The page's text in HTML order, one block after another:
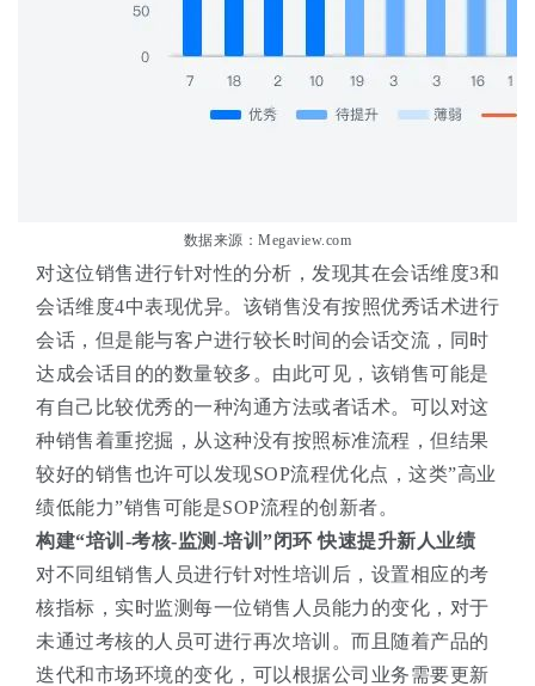
数据来源：Megaview.com
对这位销售进行针对性的分析，发现其在会话维度3和
会话维度4中表现优异。该销售没有按照优秀话术进行
会话，但是能与客户进行较长时间的会话交流，同时
达成会话目的的数量较多。由此可见，该销售可能是
有自己比较优秀的一种沟通方法或者话术。可以对这
种销售着重挖掘，从这种没有按照标准流程，但结果
较好的销售也许可以发现SOP流程优化点，这类”高业
绩低能力”销售可能是SOP流程的创新者。
构建“培训-考核-监测-培训”闭环 快速提升新人业绩
对不同组销售人员进行针对性培训后，设置相应的考
核指标，实时监测每一位销售人员能力的变化，对于
未通过考核的人员可进行再次培训。而且随着产品的
迭代和市场环境的变化，可以根据公司业务需要更新